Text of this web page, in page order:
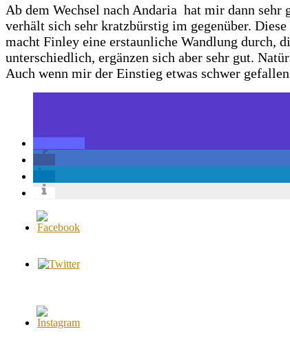
Ab dem Wechsel nach Andaria hat mir dann
verhält sich sehr kratzbürstig im gegenüber.
macht Finley eine erstaunliche Wandlung durch,
unterschiedlich, ergänzen sich aber sehr gut.
Auch wenn mir der Einstieg etwas schwer